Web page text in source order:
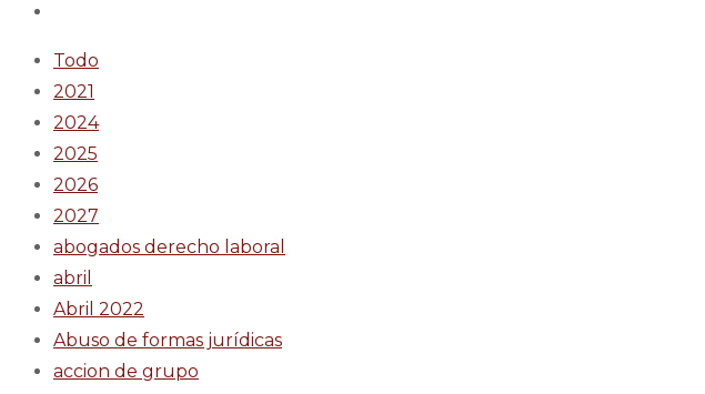
Todo
2021
2024
2025
2026
2027
abogados derecho laboral
abril
Abril 2022
Abuso de formas jurídicas
accion de grupo